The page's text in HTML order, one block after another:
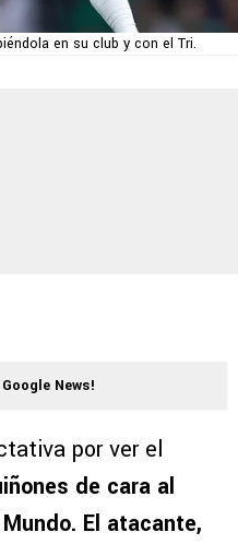
en su club y con el Tri.
News!
por ver el
de cara al
El atacante,